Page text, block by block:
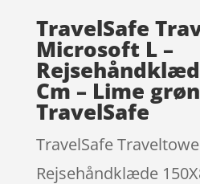
TravelSafe
Microsoft L –
Cm – Lime
TravelSafe
TravelSafe
Rejsehåndklæde